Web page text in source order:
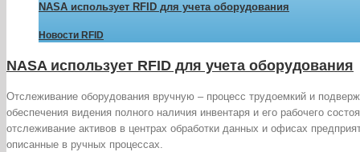
NASA использует RFID для учета оборудования
Новости RFID
NASA использует RFID для учета оборудования
Отслеживание оборудования вручную – процесс трудоемкий и
обеспечения видения полного наличия инвентаря и его рабочего
отслеживание активов в центрах обработки данных и офисах
описанные в ручных процессах.